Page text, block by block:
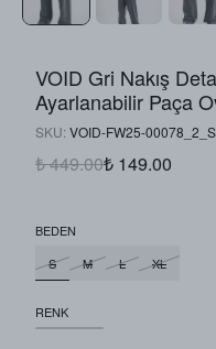
VOID Gri Nakış
Ayarlanabilir Paça
SKU: VOID-FW25-00078_2_S
₺ 449.00₺ 149.00
BEDEN
S
M L XL
RENK